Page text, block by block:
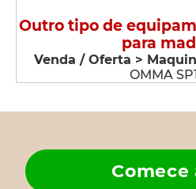
Outro tipo de
para
Venda / Oferta >
OMMA
Comece